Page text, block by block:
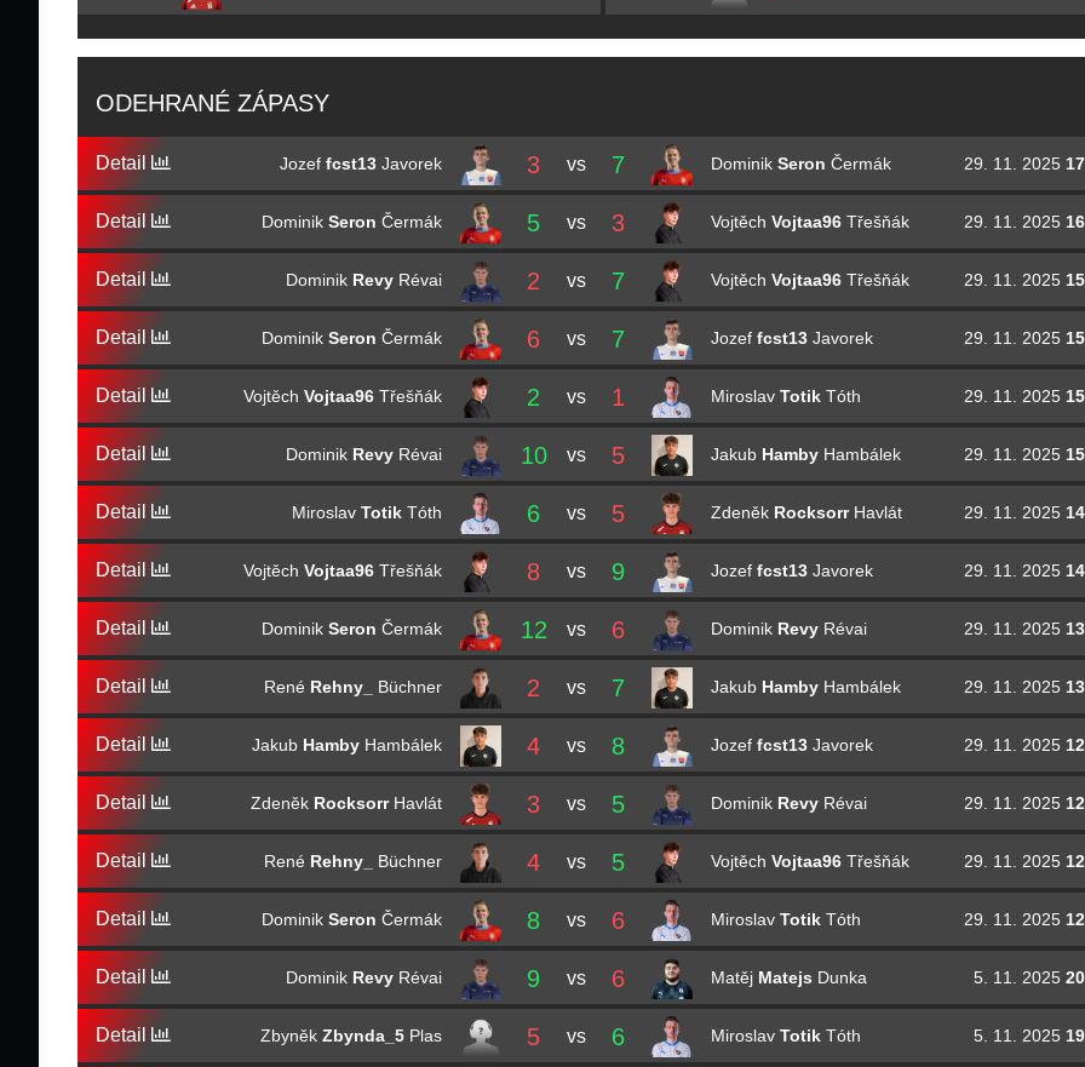
ODEHRANÉ ZÁPASY
Detail Jozef fcst13Javorek 3 vs 7 Dominik Seron Čermák 29. 11. 2025
Detail Dominik Seron Čermák 5 vs 3 Vojtěch Vojtaa96Třešňák 29. 11. 2025
Detail Dominik RevyRévai 2 vs 7 Vojtěch Vojtaa96Třešňák 29. 11. 2025
Detail Dominik Seron Čermák 6 vs 7 Jozef fcst13Javorek 29. 11. 2025
Detail Vojtěch Vojtaa96Třešňák 2 vs 1 Miroslav TotikTóth 29. 11. 2025
Detail Dominik RevyRévai 10 vs 5 Jakub HambyHambálek 29. 11. 2025
Detail Miroslav TotikTóth 6 vs 5 Zdeněk RocksorrHavlát 29. 11. 2025
Detail Vojtěch Vojtaa96Třešňák 8 vs 9 Jozef fcst13Javorek 29. 11. 2025
Detail Dominik Seron Čermák 12 vs 6 Dominik RevyRévai 29. 11. 2025
Detail René Rehny_ Büchner 2 vs 7 Jakub HambyHambálek 29. 11. 2025
Detail Jakub HambyHambálek 4 vs 8 Jozef fcst13Javorek 29. 11. 2025
Detail Zdeněk RocksorrHavlát 3 vs 5 Dominik RevyRévai 29. 11. 2025
Detail René Rehny_ Büchner 4 vs 5 Vojtěch Vojtaa96Třešňák 29. 11. 2025
Detail Dominik Seron Čermák 8 vs 6 Miroslav TotikTóth 29. 11. 2025
Detail Dominik RevyRévai 9 vs 6 Matěj Matejs Dunka 5. 11. 2025
Detail Zbyněk Zbynda_5Plas 5 vs 6 Miroslav TotikTóth 5. 11. 2025